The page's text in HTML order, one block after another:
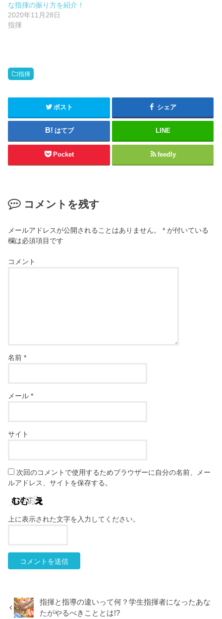
な指揮の振り方を紹介！
2020年11月28日
指揮
指揮
ポスト シェア
はてブ LINE
Pocket feedly
コメントを残す
メールアドレスが公開されることはありません。 * が付いている
欄は必須項目です
コメント
名前*
メール*
サイト
次回のコメントで使用するためブラウザーに自分の名前、メー
ルアドレス、サイトを保存する。
上に表示された文字を入力してください。
指揮と指導の違いって何？学生指揮者になったあな
たがやるべきこととは!?